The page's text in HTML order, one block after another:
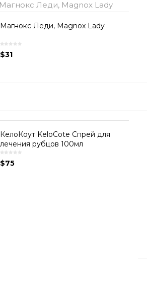
Магнокс Леди, Magnox Lady
$31
КелоКоут KeloCote Спрей для
лечения рубцов 100мл
$75